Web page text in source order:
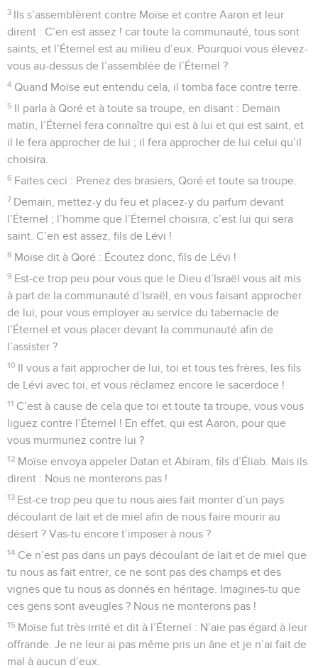
3 Ils s’assemblèrent contre Moïse et contre Aaron et leur
dirent : C’en est assez ! car toute la communauté, tous sont
saints, et l’Éternel est au milieu d’eux. Pourquoi vous élevez-
vous au-dessus de l’assemblée de l’Éternel ?
4 Quand Moïse eut entendu cela, il tomba face contre terre.
5 Il parla à Qoré et à toute sa troupe, en disant : Demain
matin, l’Éternel fera connaître qui est à lui et qui est saint, et
il le fera approcher de lui ; il fera approcher de lui celui qu’il
choisira.
6 Faites ceci : Prenez des brasiers, Qoré et toute sa troupe.
7 Demain, mettez-y du feu et placez-y du parfum devant
l’Éternel ; l’homme que l’Éternel choisira, c’est lui qui sera
saint. C’en est assez, fils de Lévi !
8 Moïse dit à Qoré : Écoutez donc, fils de Lévi !
9 Est-ce trop peu pour vous que le Dieu d’Israël vous ait mis
à part de la communauté d’Israël, en vous faisant approcher
de lui, pour vous employer au service du tabernacle de
l’Éternel et vous placer devant la communauté afin de
l’assister ?
10 Il vous a fait approcher de lui, toi et tous tes frères, les fils
de Lévi avec toi, et vous réclamez encore le sacerdoce !
11 C’est à cause de cela que toi et toute ta troupe, vous vous
liguez contre l’Éternel ! En effet, qui est Aaron, pour que
vous murmuriez contre lui ?
12 Moïse envoya appeler Datan et Abiram, fils d’Éliab. Mais ils
dirent : Nous ne monterons pas !
13 Est-ce trop peu que tu nous aies fait monter d’un pays
découlant de lait et de miel afin de nous faire mourir au
désert ? Vas-tu encore t’imposer à nous ?
14 Ce n’est pas dans un pays découlant de lait et de miel que
tu nous as fait entrer, ce ne sont pas des champs et des
vignes que tu nous as donnés en héritage. Imagines-tu que
ces gens sont aveugles ? Nous ne monterons pas !
15 Moïse fut très irrité et dit à l’Éternel : N’aie pas égard à leur
offrande. Je ne leur ai pas même pris un âne et je n’ai fait de
mal à aucun d’eux.